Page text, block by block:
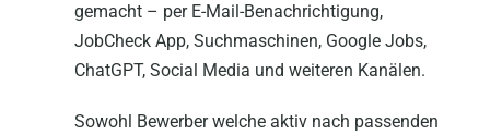
gemacht – per E-Mail-Benachrichtigung,
JobCheck App, Suchmaschinen, Google Jobs,
ChatGPT, Social Media und weiteren Kanälen.
Sowohl Bewerber welche aktiv nach passenden